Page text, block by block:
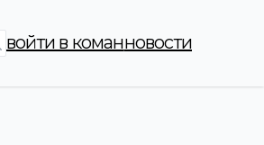
войти в команновости